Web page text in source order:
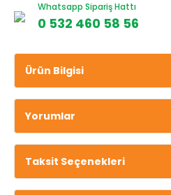
Whatsapp Sipariş Hattı
0 532 460 58 56
Ürün Bilgisi
Yorumlar
Taksit Seçenekleri